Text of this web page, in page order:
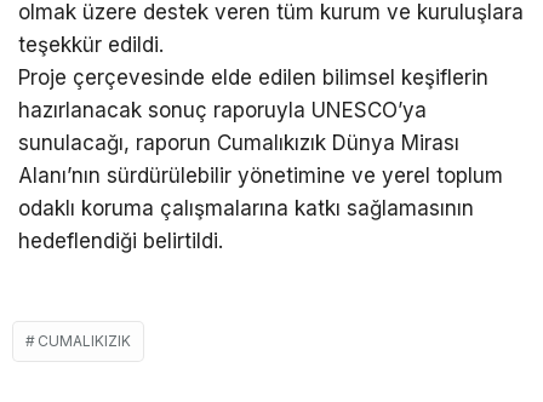
olmak üzere destek veren tüm kurum ve kuruluşlara
teşekkür edildi.
Proje çerçevesinde elde edilen bilimsel keşiflerin
hazırlanacak sonuç raporuyla UNESCO’ya
sunulacağı, raporun Cumalıkızık Dünya Mirası
Alanı’nın sürdürülebilir yönetimine ve yerel toplum
odaklı koruma çalışmalarına katkı sağlamasının
hedeflendiği belirtildi.
CUMALIKIZIK